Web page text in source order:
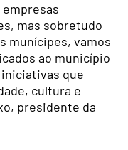
empresas
mas sobretudo
munícipes, vamos
ao município
que
cultura e
presidente da